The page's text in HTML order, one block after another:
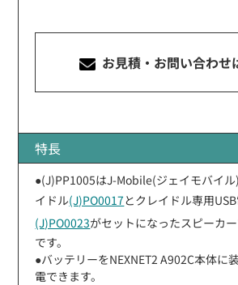
お見積・お問い合わせ
特長
●(J)PP1005はJ-Mobile(ジェイモバイ
イドル(J)PO0017とクレイドル専用
(J)PO0023がセットになったスピーカ
です。
●バッテリーをNEXNET2 A902C本体に
電できます。